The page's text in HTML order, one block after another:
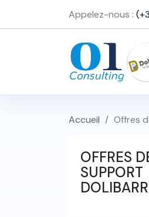
Appelez-nous :
Accueil Offres
OFFRES
SUPPORT
DOLIBARR